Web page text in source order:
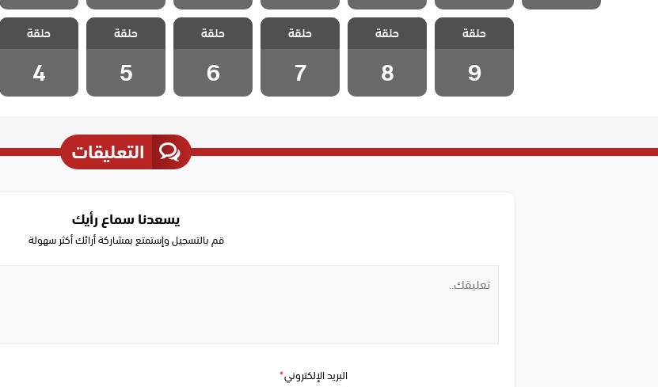
مسلسل الطبيب
المعجزة الحلقة
9
حلقة
9
مسلسل الطبيب
المعجزة الحلقة
8
حلقة
8
مسلسل الطبيب
المعجزة الحلقة
7
حلقة
7
مسلسل الطبيب
المعجزة الحلقة
6
حلقة
6
مسلسل الطبيب
المعجزة الحلقة
5
حلقة
5
مسلسل الطبيب
المعجزة الحلقة
4
حلقة
4
التعليقات
يسعدنا سماع رأيك
قم بالتسجيل وإستمتع بمشاركة أرائك أكثر سهولة
البريد الإلكتروني*